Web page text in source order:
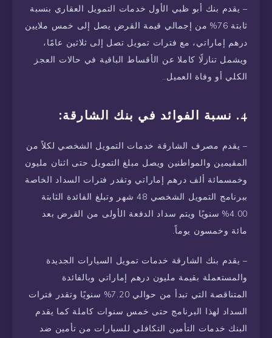
– يقدم بنك أبو ظبي الأول خدمات التمويل العقاري بنسبة
ثابتة 76% من إجمالي قيمة القرض يصل إلى خمس ملايين
درهم إماراتي، مع فترات تمويل تصل إلى ثلاثين عامًا،
ويشمل تنازلًا كاملا عن الأقساط الباقية في حالات العجز
الكلي أو وفاة العميل..
4. نسبة الفوائد في بنك الشارقة:
– يقدم مصرف الشارقة خدمات التمويل الشخصي لكلاً من
المقيمين والمواطنين ويصل مبلغ التمويل حتى اثنان مليون
وخمسمائة ألف درهم إماراتي وتقدر فترات السداد الخاصة
ببرنامج التمويل الشخصي 48 شهر وتبلغ الفائدة الثابتة
4.00% سنويًا ويتم سداد الدفعة الأولى من القرض بعد
مائة وخمسون يوماً.
– يقدم بنك الشارقة خدمات تمويل السيارات الجديدة
والمستعملة بقيمة مليون درهم إماراتي وبالفائدة
المتناقصة التي تبدأ من حوالي 7.20% سنويًا وتقدر فترات
السداد لهذا البرنامج حتى خمس سنوات كاملة كما يقدم
البنك خدمات التأمين التكافلي للسيارات من تأمين ضد